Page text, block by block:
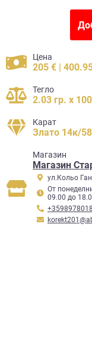
Цена
205 € |
Тегло
2.03 гр. x
Карат
Злато 14к/
Mагазин
Магазин
ул.Кольо
От
09.00 до